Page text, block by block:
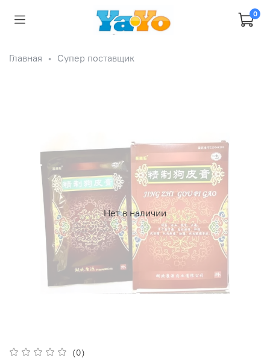
0
Главная Супер поставщик
Нет в наличии
(0)